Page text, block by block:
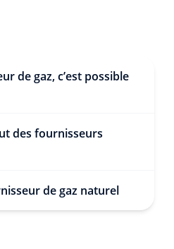
de gaz, c’est possible
des fournisseurs
de gaz naturel